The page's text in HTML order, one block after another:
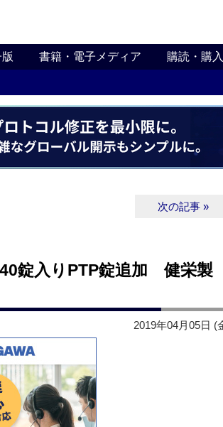
書籍・電子メディア 購読・購
次の記事 »
40錠入りPTP錠追加 健栄製
2019年04月05日 (